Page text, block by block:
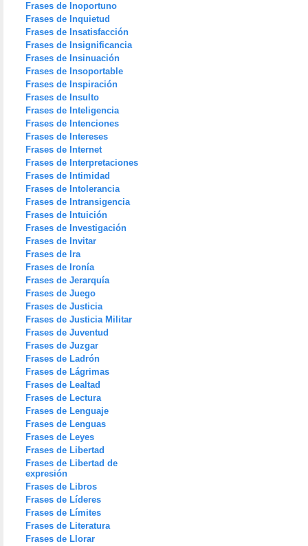
Frases de Inoportuno
Frases de Inquietud
Frases de Insatisfacción
Frases de Insignificancia
Frases de Insinuación
Frases de Insoportable
Frases de Inspiración
Frases de Insulto
Frases de Inteligencia
Frases de Intenciones
Frases de Intereses
Frases de Internet
Frases de Interpretaciones
Frases de Intimidad
Frases de Intolerancia
Frases de Intransigencia
Frases de Intuición
Frases de Investigación
Frases de Invitar
Frases de Ira
Frases de Ironía
Frases de Jerarquía
Frases de Juego
Frases de Justicia
Frases de Justicia Militar
Frases de Juventud
Frases de Juzgar
Frases de Ladrón
Frases de Lágrimas
Frases de Lealtad
Frases de Lectura
Frases de Lenguaje
Frases de Lenguas
Frases de Leyes
Frases de Libertad
Frases de Libertad de
expresión
Frases de Libros
Frases de Líderes
Frases de Límites
Frases de Literatura
Frases de Llorar